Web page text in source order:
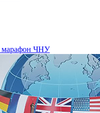
марафон ЧНУ